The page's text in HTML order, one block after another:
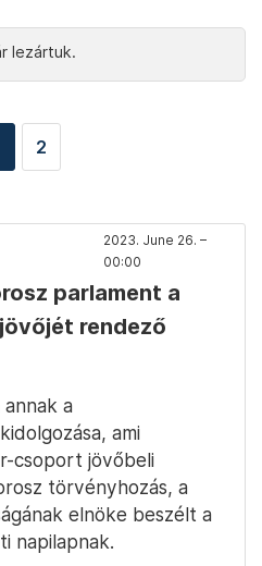
lezártuk.
2
2023. June 26. –
00:00
parlament a
rendező
a
ami
csoport jövőbeli
törvényhozás, a
elnöke beszélt a
napilapnak.